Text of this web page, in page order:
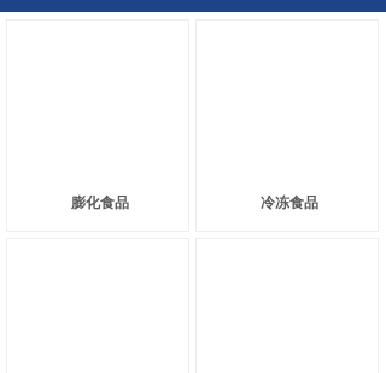
膨化食品 冷冻食品